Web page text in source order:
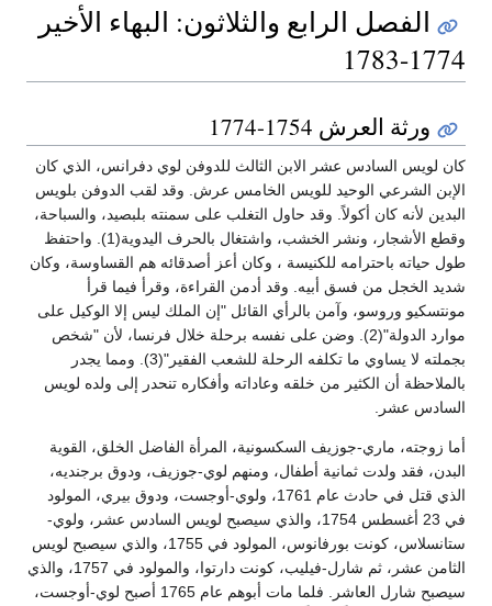
الفصل الرابع والثلاثون: البهاء الأخير
1774-1783
ورثة العرش 1754-1774
كان لويس السادس عشر الابن الثالث للدوفن لوي دفرانس، الذي كان
الإبن الشرعي الوحيد للويس الخامس عرش. وقد لقب الدوفن بلويس
البدين لأنه كان أكولاً. وقد حاول التغلب على سمنته بلبصيد، والسباحة،
وقطع الأشجار، ونشر الخشب، واشتغال بالحرف اليدوية(1). واحتفظ
طول حياته باحترامه للكنيسة ، وكان أعز أصدقائه هم القساوسة، وكان
شديد الخجل من فسق أبيه. وقد أدمن القراءة، وقرأ فيما قرأ
مونتسكيو وروسو، وآمن بالرأي القائل "إن الملك ليس إلا الوكيل على
موارد الدولة"(2). وضن على نفسه برحلة خلال فرنسا، لأن "شخص
بجملته لا يساوي ما تكلفه الرحلة للشعب الفقير"(3). ومما يجدر
بالملاحظة أن الكثير من خلقه وعاداته وأفكاره تنحدر إلى ولده لويس
السادس عشر.
أما زوجته، ماري-جوزيف السكسونية، المرأة الفاضل الخلق، القوية
البدن، فقد ولدت ثمانية أطفال، ومنهم لوي-جوزيف، ودوق برجنديه،
الذي قتل في حادث عام 1761، ولوي-أوجست، ودوق بيري، المولود
في 23 أغسطس 1754، والذي سيصبح لويس السادس عشر، ولوي-
ستانسلاس، كونت بورفانوس، المولود في 1755، والذي سيصبح لويس
الثامن عشر، ثم شارل-فيليب، كونت دارتوا، والمولود في 1757، والذي
سيصبح شارل العاشر. فلما مات أبوهم عام 1765 أصبح لوي-أوجست،